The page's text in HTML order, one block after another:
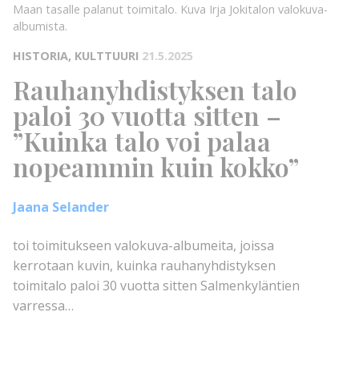
Maan tasalle palanut toimitalo. Kuva Irja Jokitalon valokuva-
albumista.
HISTORIA, KULTTUURI 21.5.2025
Rauhanyhdistyksen talo
paloi 30 vuotta sitten –
”Kuinka talo voi palaa
nopeammin kuin kokko”
Jaana Selander
toi toimitukseen valokuva-albumeita, joissa
kerrotaan kuvin, kuinka rauhanyhdistyksen
toimitalo paloi 30 vuotta sitten Salmenkyläntien
varressa…